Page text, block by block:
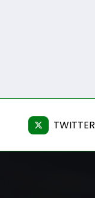
TWITTER